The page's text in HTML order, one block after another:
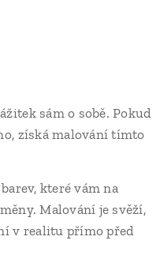
sám o sobě. Pokud
získá malování tímto
které vám na
Malování je svěží,
v realitu přímo před